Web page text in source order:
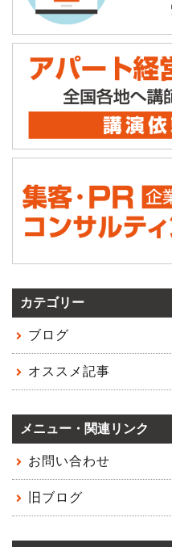
カテゴリー
ブログ
オススメ記事
メニュー・関連リンク
お問い合わせ
旧ブログ